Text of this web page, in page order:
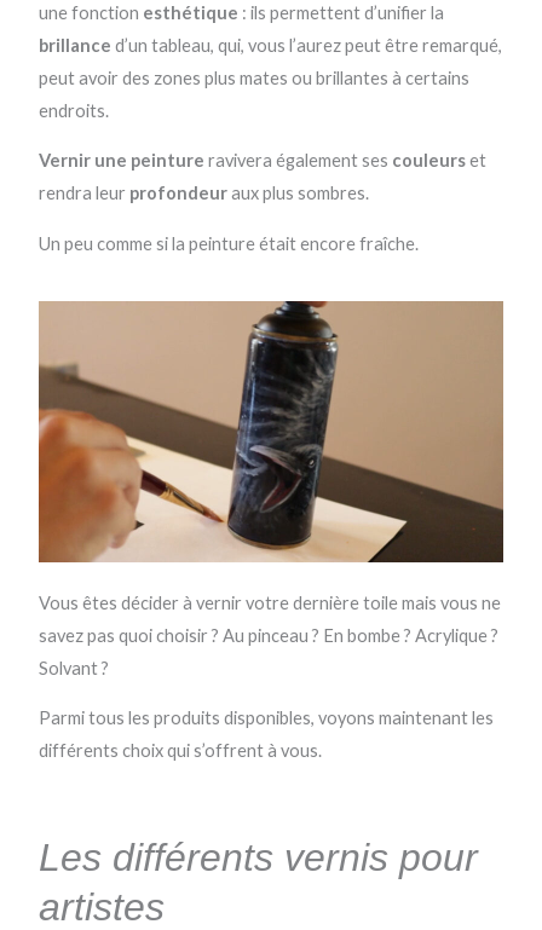
une fonction esthétique : ils permettent d’unifier la
brillance d’un tableau, qui, vous l’aurez peut être remarqué,
peut avoir des zones plus mates ou brillantes à certains
endroits.
Vernir une peinture ravivera également ses couleurset
rendra leur profondeuraux plus sombres.
Un peu comme si la peinture était encore fraîche.
Vous êtes décider à vernir votre dernière toile mais vous ne
savez pas quoi choisir ? Au pinceau ? En bombe ? Acrylique ?
Solvant ?
Parmi tous les produits disponibles, voyons maintenant les
différents choix qui s’offrent à vous.
Les différents vernis pour
artistes